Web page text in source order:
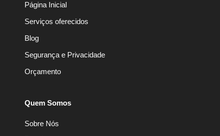
Página Inicial
Serviços oferecidos
Blog
Segurança e Privacidade
Orçamento
Quem Somos
Sobre Nós